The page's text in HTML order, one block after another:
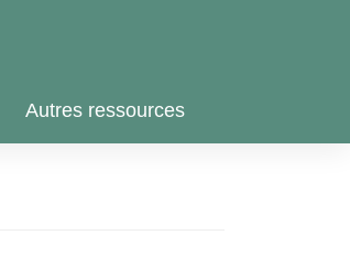
Autres ressources